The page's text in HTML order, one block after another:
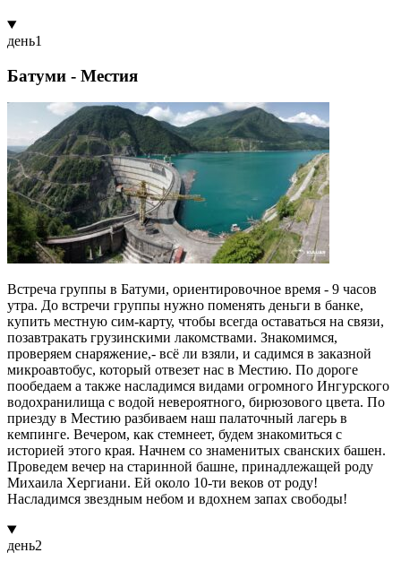
день1
Батуми - Местия
Встреча группы в Батуми, ориентировочное время - 9 часов
утра. До встречи группы нужно поменять деньги в банке,
купить местную сим-карту, чтобы всегда оставаться на связи,
позавтракать грузинскими лакомствами. Знакомимся,
проверяем снаряжение,- всё ли взяли, и садимся в заказной
микроавтобус, который отвезет нас в Местию. По дороге
пообедаем а также насладимся видами огромного Ингурского
водохранилища с водой невероятного, бирюзового цвета. По
приезду в Местию разбиваем наш палаточный лагерь в
кемпинге. Вечером, как стемнеет, будем знакомиться с
историей этого края. Начнем со знаменитых сванских башен.
Проведем вечер на старинной башне, принадлежащей роду
Михаила Хергиани. Ей около 10-ти веков от роду!
Насладимся звездным небом и вдохнем запах свободы!
день2